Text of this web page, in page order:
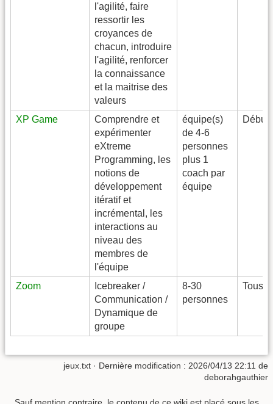
l'agilité, faire
ressortir les
croyances de
chacun, introduire
l'agilité, renforcer
la connaissance
et la maitrise des
valeurs
XP Game
Comprendre et
expérimenter
eXtreme
Programming, les
notions de
développement
itératif et
incrémental, les
interactions au
niveau des
membres de
l'équipe
équipe(s)
de 4-6
personnes
plus 1
coach par
équipe
Zoom
Icebreaker /
Communication /
Dynamique de
groupe
8-30
personnes
Tous
jeux.txt · Dernière modification : 2026/04/13 22:11 de
deborahgauthier